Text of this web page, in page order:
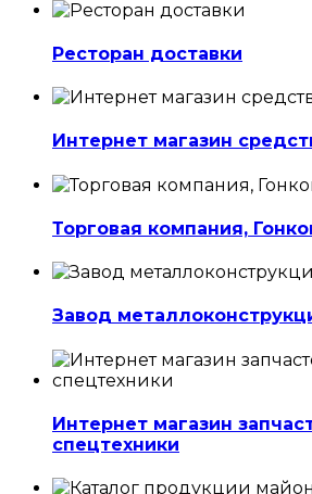
Ресторан доставки
Интернет магазин
Торговая компания,
Завод
Интернет магазин
спецтехники